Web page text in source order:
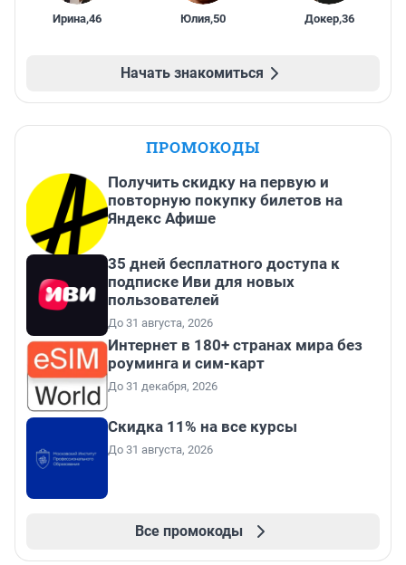
Ирина,46 Юлия,50 Докер,36
Начать знакомиться
ПРОМОКОДЫ
Получить скидку на первую и
повторную покупку билетов на
Яндекс Афише
35 дней бесплатного доступа к
подписке Иви для новых
пользователей
До 31 августа, 2026
Интернет в 180+ странах мира без
роуминга и сим-карт
До 31 декабря, 2026
Скидка 11% на все курсы
До 31 августа, 2026
Все промокоды